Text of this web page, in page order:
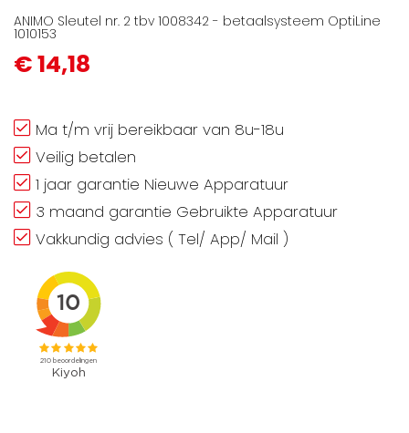
ANIMO Sleutel nr. 2 tbv 1008342 - betaalsysteem OptiLine
1010153
€ 14,18
Ma t/m vrij bereikbaar van 8u-18u
Veilig betalen
1 jaar garantie Nieuwe Apparatuur
3 maand garantie Gebruikte Apparatuur
Vakkundig advies ( Tel/ App/ Mail )